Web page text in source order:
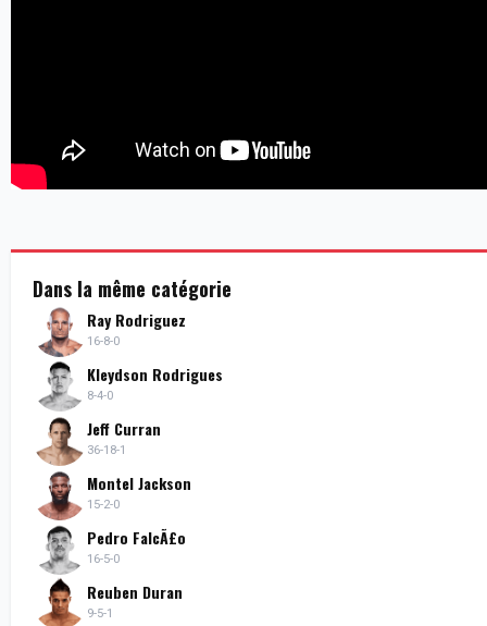
Dans la même catégorie
Ray Rodriguez
16-8-0
Kleydson Rodrigues
8-4-0
Jeff Curran
36-18-1
Montel Jackson
15-2-0
Pedro FalcÃ£o
16-5-0
Reuben Duran
9-5-1